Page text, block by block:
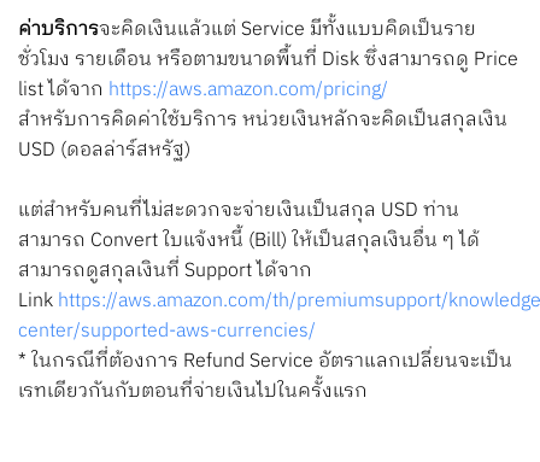
ค่าบริการจะคิดเงินแล้วแต่ Service มีทั้งแบบคิดเป็นราย
ชั่วโมง รายเดือน หรือตามขนาดพื้นที่ Disk ซึ่งสามารถดู Price
list ได้จาก https://aws.amazon.com/pricing/
สำหรับการคิดค่าใช้บริการ หน่วยเงินหลักจะคิดเป็นสกุลเงิน
USD (ดอลล่าร์สหรัฐ)
แต่สำหรับคนที่ไม่สะดวกจะจ่ายเงินเป็นสกุล USD ท่าน
สามารถ Convert ใบแจ้งหนี้ (Bill) ให้เป็นสกุลเงินอื่น ๆ ได้
สามารถดูสกุลเงินที่ Support ได้จาก
Linkhttps://aws.amazon.com/th/premiumsupport/
center/supported-aws-currencies/
* ในกรณีที่ต้องการ Refund Service อัตราแลกเปลี่ยนจะเป็น
เรทเดียวกันกับตอนที่จ่ายเงินไปในครั้งแรก